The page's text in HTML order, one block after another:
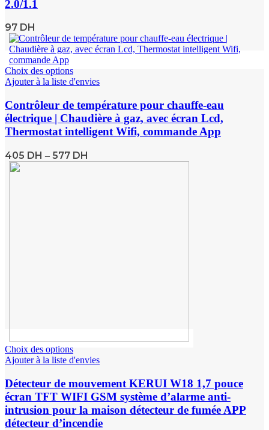
2.0/1.1
97 DH
Choix des options
Ajouter à la liste d'envies
Contrôleur de température pour chauffe-eau
électrique | Chaudière à gaz, avec écran Lcd,
Thermostat intelligent Wifi, commande App
405 DH – 577 DH
Choix des options
Ajouter à la liste d'envies
Détecteur de mouvement KERUI W18 1,7 pouce
écran TFT WIFI GSM système d’alarme anti-
intrusion pour la maison détecteur de fumée APP
détecteur d’incendie